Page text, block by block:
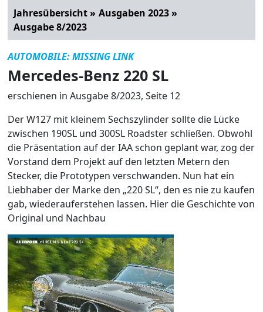
Jahresübersicht » Ausgaben 2023 »
Ausgabe 8/2023
AUTOMOBILE: MISSING LINK
Mercedes-Benz 220 SL
erschienen in Ausgabe 8/2023, Seite 12
Der W127 mit kleinem Sechszylinder sollte die Lücke
zwischen 190SL und 300SL Roadster schließen. Obwohl
die Präsentation auf der IAA schon geplant war, zog der
Vorstand dem Projekt auf den letzten Metern den
Stecker, die Prototypen verschwanden. Nun hat ein
Liebhaber der Marke den „220 SL“, den es nie zu kaufen
gab, wiederauferstehen lassen. Hier die Geschichte von
Original und Nachbau